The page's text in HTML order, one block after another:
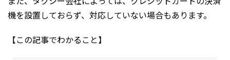
機を設置しておらず、対応していない場合もあります。
【この記事でわかること】